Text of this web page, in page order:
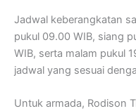
Jadwal keberangkatan
pukul 09.00 WIB, siang
WIB, serta malam pukul
jadwal yang sesuai
Untuk armada, Rodison